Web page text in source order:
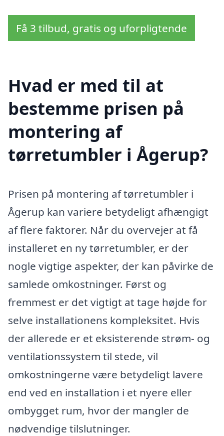
Få 3 tilbud, gratis og uforpligtende
Hvad er med til at
bestemme prisen på
montering af
tørretumbler i Ågerup?
Prisen på montering af tørretumbler i
Ågerup kan variere betydeligt afhængigt
af flere faktorer. Når du overvejer at få
installeret en ny tørretumbler, er der
nogle vigtige aspekter, der kan påvirke de
samlede omkostninger. Først og
fremmest er det vigtigt at tage højde for
selve installationens kompleksitet. Hvis
der allerede er et eksisterende strøm- og
ventilationssystem til stede, vil
omkostningerne være betydeligt lavere
end ved en installation i et nyere eller
ombygget rum, hvor der mangler de
nødvendige tilslutninger.